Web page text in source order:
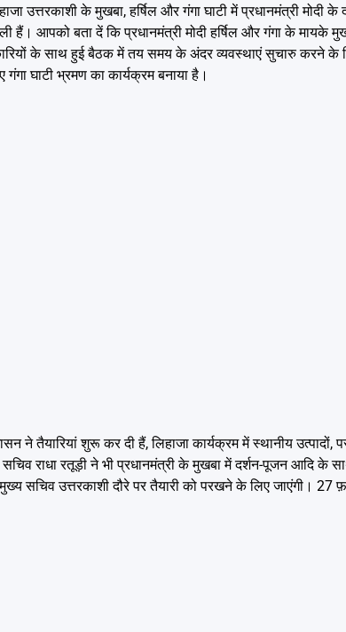
उत्तरकाशी के मुखबा, हर्षिल और गंगा घाटी में प्रधानमंत्री मोदी के
आपको बता दें कि प्रधानमंत्री मोदी हर्षिल और गंगा के मायके
के साथ हुई बैठक में तय समय के अंदर व्यवस्थाएं सुचारु करने के
घाटी भ्रमण का कार्यक्रम बनाया है।
तैयारियां शुरू कर दी हैं, लिहाजा कार्यक्रम में स्थानीय उत्पादों,
राधा रतूड़ी ने भी प्रधानमंत्री के मुखबा में दर्शन-पूजन आदि के
सचिव उत्तरकाशी दौरे पर तैयारी को परखने के लिए जाएंगी। 27